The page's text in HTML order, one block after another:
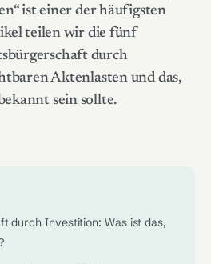
ist einer der häufigsten
teilen wir die fünf
durch
Aktenlasten und das,
sein sollte.
durch Investition: Was ist das,